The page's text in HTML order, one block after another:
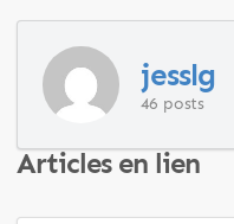
jesslg
46 posts
Articles en lien